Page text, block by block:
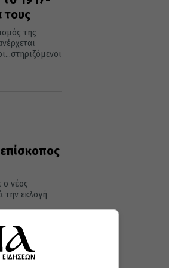
τους
της
ο νέος
την εκλογή